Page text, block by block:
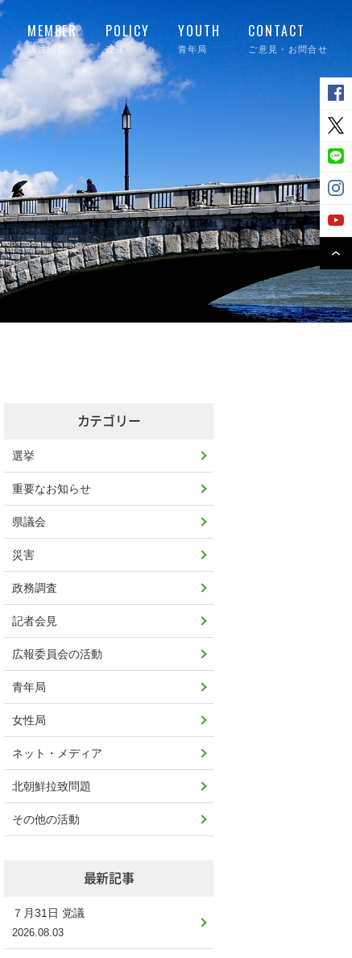
MEMBER
議員紹介
POLICY
政策
YOUTH
青年局
CONTACT
ご意見・お問合せ
カテゴリー
選挙
重要なお知らせ
県議会
災害
政務調査
記者会見
広報委員会の活動
青年局
女性局
ネット・メディア
北朝鮮拉致問題
その他の活動
最新記事
７月31日 党議
2026.08.03